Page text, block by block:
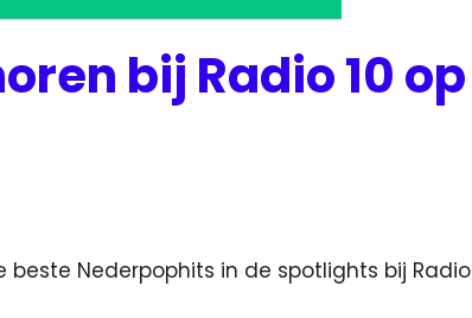
bij Radio 10 op
Nederpophits in de spotlights bij Radio